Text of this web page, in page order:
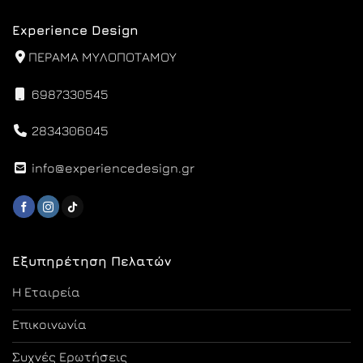
Εξυπηρέτηση Πελατών
Η Εταιρεία
Επικοινωνία
Συχνές Ερωτήσεις
Experience Design
ΠΕΡΑΜΑ ΜΥΛΟΠΟΤΑΜΟΥ
6987330545
2834306045
info@experiencedesign.gr